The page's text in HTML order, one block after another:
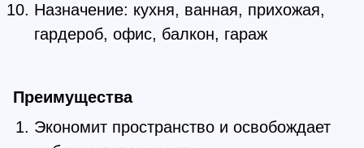
Назначение: кухня, ванная, прихожая,
гардероб, офис, балкон, гараж
Преимущества
Экономит пространство и освобождает